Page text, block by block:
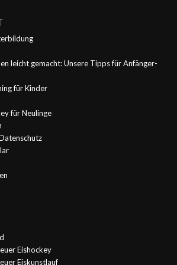
leicht gemacht: Unsere Tipps für Anfänger-
für Kinder
für Neulinge
Eishockey
Eiskunstlauf